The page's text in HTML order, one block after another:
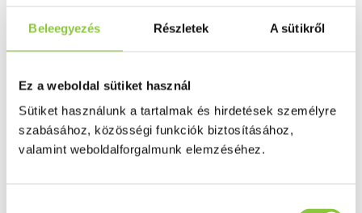
Beleegyezés Részletek A sütikről
Ez a weboldal sütiket használ
Sütiket használunk a tartalmak és hirdetések személyre
szabásához, közösségi funkciók biztosításához,
valamint weboldalforgalmunk elemzéséhez.
Terhességi tesztek
Fogamzásgátlás, síkosítók, potencia
Inkontinencia
Férfi problémák
Prosztata
Potencia
Szív és érrrendszer
Aranyér